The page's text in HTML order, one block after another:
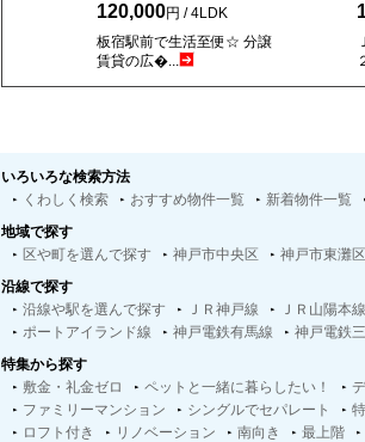
120,000円 / 4LDK
板宿駅前で生活至便☆ 分譲
賃貸の広�...
いろいろな検索方法
くわしく検索
おすすめ物件一覧 新着物件一覧
地域で探す
区や町を選んで探す
神戸市中央区 神戸市東灘区
沿線で探す
沿線や駅を選んで探す
ＪＲ神戸線 ＪＲ山陽本線
ポートアイランド線
神戸電鉄有馬線 神戸電鉄
特集から探す
敷金・礼金ゼロ
ペットと一緒に暮らしたい！
ファミリーマンション
シングルでセパレート
ロフト付き
リノベーション 南向き 最上階